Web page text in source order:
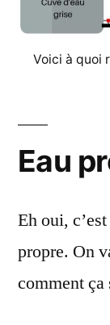
Voici à quoi
Eau
Eh oui,
propre. On
comment ça